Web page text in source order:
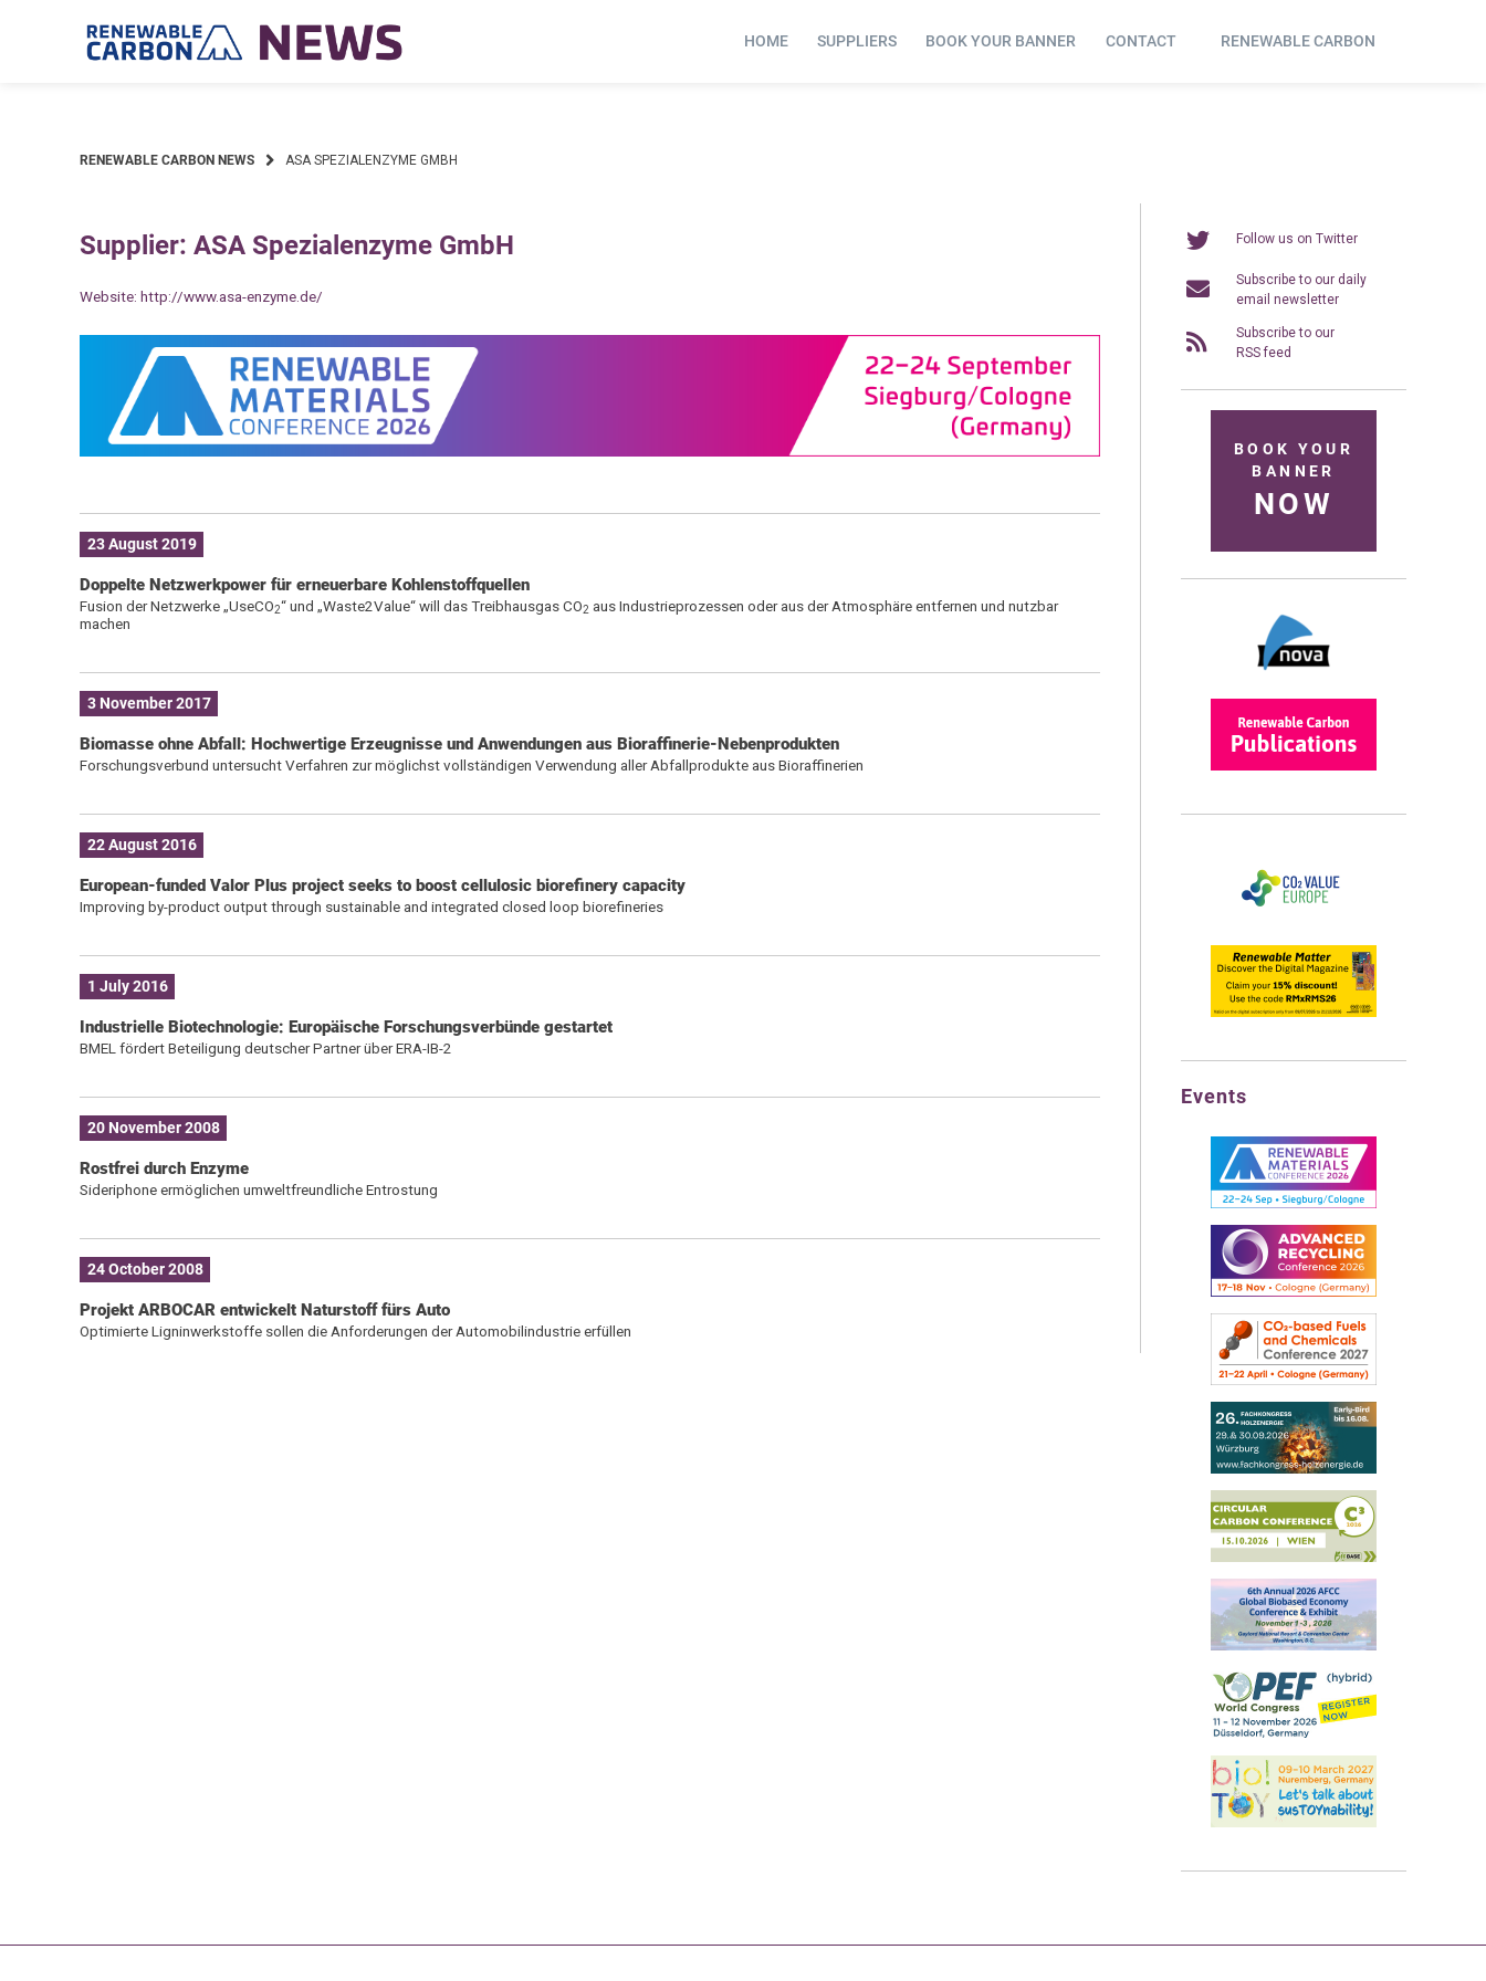
HOME SUPPLIERS BOOK YOUR BANNER CONTACT RENEWABLE CARBON
RENEWABLE CARBON NEWS ASA SPEZIALENZYME GMBH
Supplier: ASA Spezialenzyme GmbH
Website: http://www.asa-enzyme.de/
23 August 2019
Doppelte Netzwerkpower für erneuerbare Kohlenstoffquellen
Fusion der Netzwerke „UseCO2“ und „Waste2Value“ will das Treibhausgas CO2 aus Industrieprozessen oder aus der Atmosphäre entfernen und nutzbar
machen
3 November 2017
Biomasse ohne Abfall: Hochwertige Erzeugnisse und Anwendungen aus Bioraffinerie-Nebenprodukten
Forschungsverbund untersucht Verfahren zur möglichst vollständigen Verwendung aller Abfallprodukte aus Bioraffinerien
22 August 2016
European-funded Valor Plus project seeks to boost cellulosic biorefinery capacity
Improving by-product output through sustainable and integrated closed loop biorefineries
1 July 2016
Industrielle Biotechnologie: Europäische Forschungsverbünde gestartet
BMEL fördert Beteiligung deutscher Partner über ERA-IB-2
20 November 2008
Rostfrei durch Enzyme
Sideriphone ermöglichen umweltfreundliche Entrostung
24 October 2008
Projekt ARBOCAR entwickelt Naturstoff fürs Auto
Optimierte Ligninwerkstoffe sollen die Anforderungen der Automobilindustrie erfüllen
Follow us on Twitter
Subscribe to our daily
email newsletter
Subscribe to our
RSS feed
BOOK YOUR
BANNER
NOW
Events